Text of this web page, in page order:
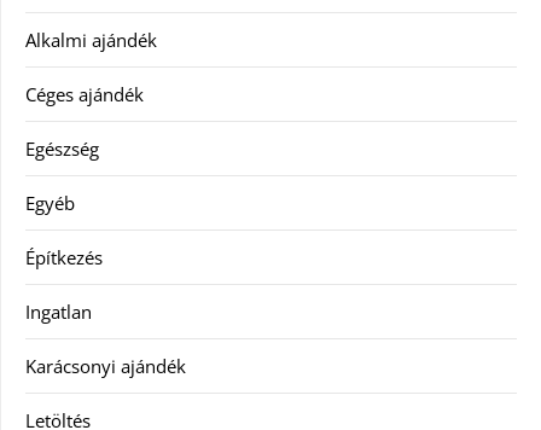
Alkalmi ajándék
Céges ajándék
Egészség
Egyéb
Építkezés
Ingatlan
Karácsonyi ajándék
Letöltés